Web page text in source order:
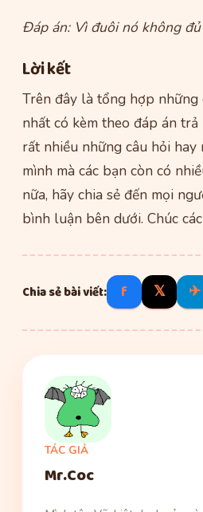
Đáp án: Vì đuôi nó không
Lời kết
Trên đây là tổng hợp những
nhất có kèm theo đáp án
rất nhiều những câu hỏi hay
mình mà các bạn còn có
nữa, hãy chia sẻ đến mọi
bình luận bên dưới. Chúc
Chia sẻ bài viết: f 𝕏 ✈
TÁC GIẢ
Mr.Coc